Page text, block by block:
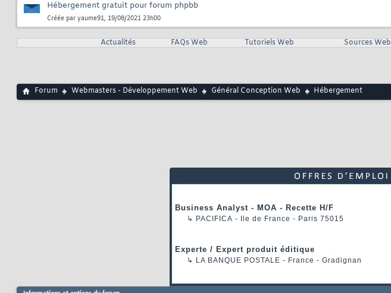
Hébergement gratuit pour forum phpbb
Créée par yaume91, 19/08/2021 23h00
Actualités FAQs Web Tutoriels Web Sources Web
Forum Webmasters - Développement Web Général Conception Web Hébergement
Business Analyst - MOA - Recette H/F
↳ PACIFICA - Ile de France - Paris 75015
Experte / Expert produit éditique
↳ LA BANQUE POSTALE - France - Gradignan